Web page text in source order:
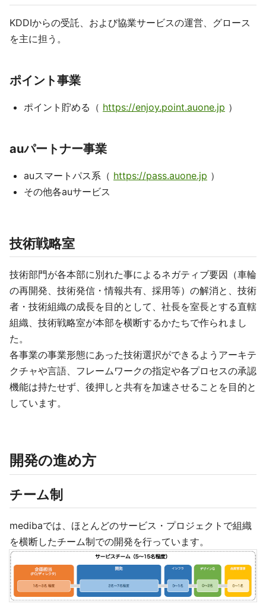
KDDIからの受託、および協業サービスの運営、グロース
を主に担う。
ポイント事業
ポイント貯める（ https://enjoy.point.auone.jp ）
auパートナー事業
auスマートパス系（ https://pass.auone.jp ）
その他各auサービス
技術戦略室
技術部門が各本部に別れた事によるネガティブ要因（車輪
の再開発、技術発信・情報共有、採用等）の解消と、技術
者・技術組織の成長を目的として、社長を室長とする直轄
組織、技術戦略室が本部を横断するかたちで作られまし
た。
各事業の事業形態にあった技術選択ができるようアーキテ
クチャや言語、フレームワークの指定や各プロセスの承認
機能は持たせず、後押しと共有を加速させることを目的と
しています。
開発の進め方
チーム制
medibaでは、ほとんどのサービス・プロジェクトで組織
を横断したチーム制での開発を行っています。